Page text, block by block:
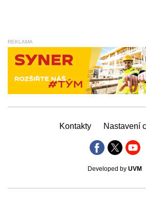
REKLAMA
Kontakty Nastavení
Developed by UVM